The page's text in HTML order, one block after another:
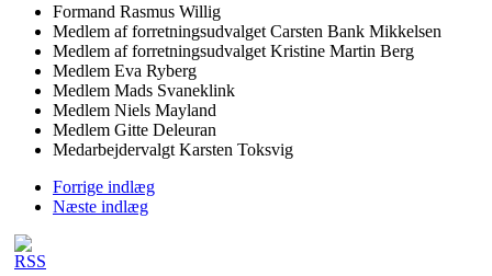
Formand Rasmus Willig
Medlem af forretningsudvalget Carsten Bank Mikkelsen
Medlem af forretningsudvalget Kristine Martin Berg
Medlem Eva Ryberg
Medlem Mads Svaneklink
Medlem Niels Mayland
Medlem Gitte Deleuran
Medarbejdervalgt Karsten Toksvig
Forrige indlæg
Næste indlæg